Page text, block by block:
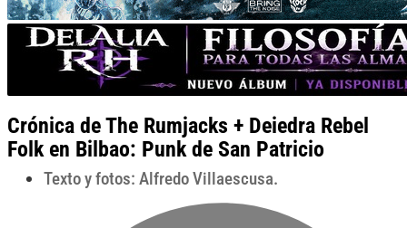
Crónica de The Rumjacks + Deiedra Rebel
Folk en Bilbao: Punk de San Patricio
Texto y fotos: Alfredo Villaescusa.